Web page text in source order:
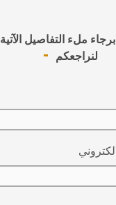
برجاء ملء التفاصيل الآتية
لنراجعكم